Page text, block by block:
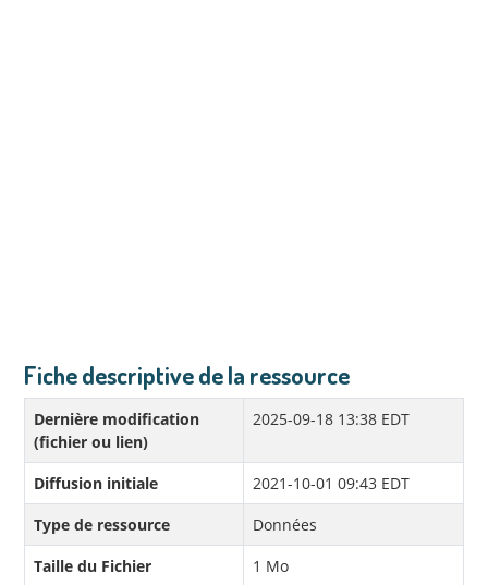
Fiche descriptive de la ressource
Dernière modification
(fichier ou lien)
2025-09-18 13:38 EDT
Diffusion initiale
2021-10-01 09:43 EDT
Type de ressource
Données
Taille du Fichier
1 Mo